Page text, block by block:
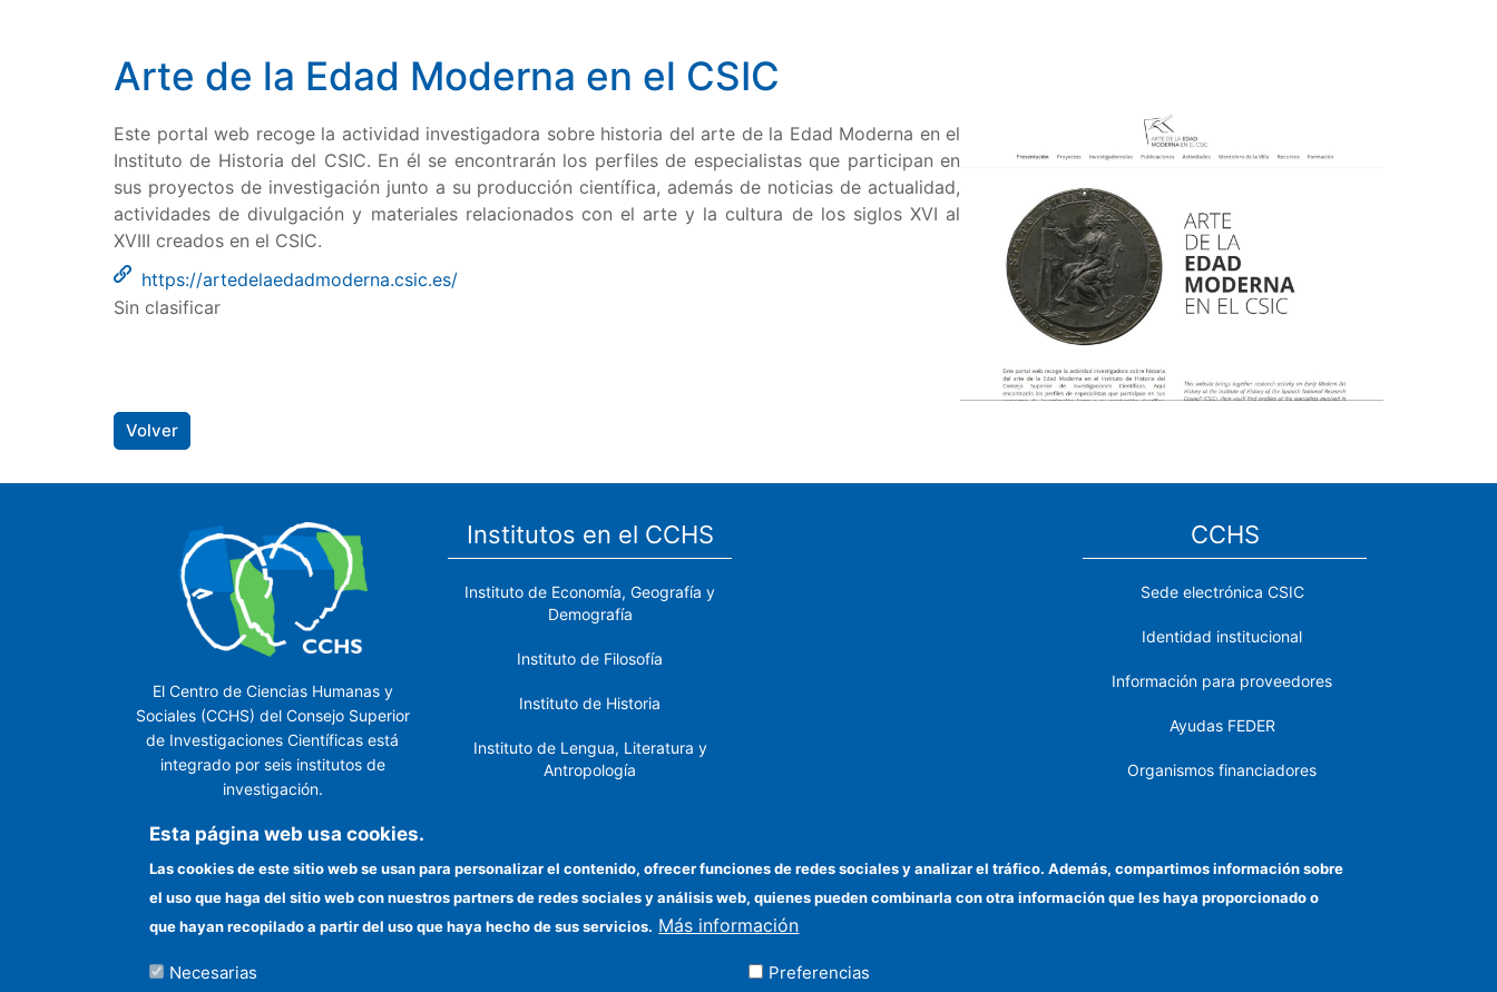
Arte de la Edad Moderna en el CSIC
Este portal web recoge la actividad investigadora sobre historia del arte de la Edad Moderna en el
Instituto de Historia del CSIC. En él se encontrarán los perfiles de especialistas que participan en
sus proyectos de investigación junto a su producción científica, además de noticias de actualidad,
actividades de divulgación y materiales relacionados con el arte y la cultura de los siglos XVI al
XVIII creados en el CSIC.
https://artedelaedadmoderna.csic.es/
Sin clasificar
Volver
El Centro de Ciencias Humanas y
Sociales (CCHS) del Consejo Superior
de Investigaciones Científicas está
integrado por seis institutos de
investigación.
Institutos en el CCHS
Instituto de Economía, Geografía y
Demografía
Instituto de Filosofía
Instituto de Historia
Instituto de Lengua, Literatura y
Antropología
Próximo
Instituto de Políticas y Bienes
Públicos
CCHS
Sede electrónica CSIC
Identidad institucional
Información para proveedores
Ayudas FEDER
Organismos financiadores
Cómo llegar
Esta página web usa cookies.
Las cookies de este sitio web se usan para personalizar el contenido, ofrecer funciones de redes sociales y analizar el tráfico. Además, compartimos información sobre
el uso que haga del sitio web con nuestros partners de redes sociales y análisis web, quienes pueden combinarla con otra información que les haya proporcionado o
que hayan recopilado a partir del uso que haya hecho de sus servicios. Más información
Necesarias Preferencias